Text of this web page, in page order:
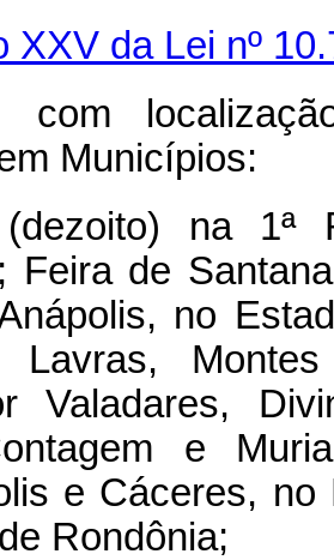
XXV da Lei nº
com
Municípios:
na 1ª
Feira de
no
Lavras,
Valadares,
e
e Cáceres,
Rondônia;